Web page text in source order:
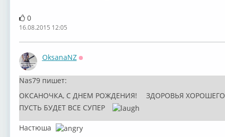
0
16.08.2015 12:05
OksanaNZ
Nas79 пишет:
ОКСАНОЧКА, С ДНЕМ РОЖДЕНИЯ!
ЗДОРОВЬЯ
ПУСТЬ БУДЕТ ВСЕ СУПЕР
Настюша